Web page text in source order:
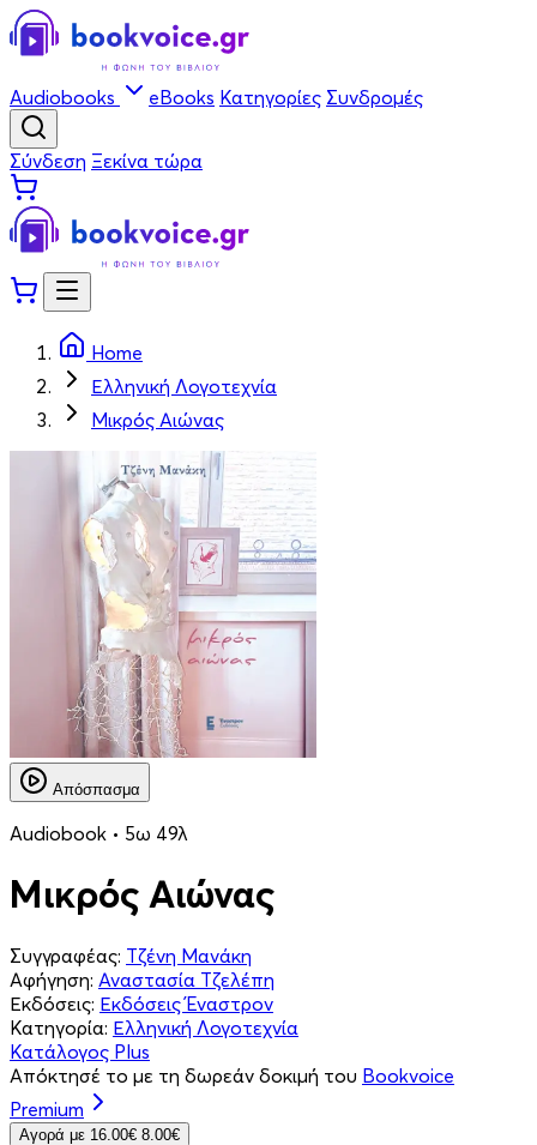
Audiobooks eBooks Κατηγορίες Συνδρομές
Σύνδεση Ξεκίνα τώρα
Home
Ελληνική Λογοτεχνία
Μικρός Αιώνας
Απόσπασμα
Audiobook • 5ω 49λ
Μικρός Αιώνας
Συγγραφέας: Τζένη Μανάκη
Αφήγηση: Αναστασία Τζελέπη
Εκδόσεις: Εκδόσεις Έναστρον
Κατηγορία: Ελληνική Λογοτεχνία
Κατάλογος Plus
Απόκτησέ το με τη δωρεάν δοκιμή του Bookvoice
Premium
Aγορά με 16.00€ 8.00€